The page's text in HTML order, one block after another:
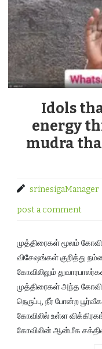
Idols
energy
mudra
srinesigaManager
post a comment
முத்திரைகள் மூலம்
விசேஷங்கள் குறித்து
கோவிலிலும்
முத்திரைகள் அந்த
நெருப்பு, நீர் போன்ற
கோவிலில் உள்ள
கோவிலின் ஆன்மீக